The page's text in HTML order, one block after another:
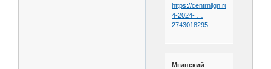
https://centrniign.ru/gallery/C-
4-2024- …
2743018295
Мгинский